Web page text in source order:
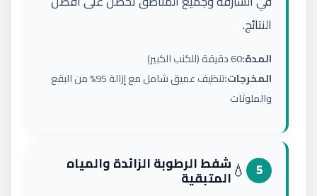
النتائج.
المدة:60 دقيقة (للكنب الكبير)
المخرجات:
تنظيف عميق شامل مع إزالة 95% من البقع
والملوثات
5
💧شفط الرطوبة الزائدة والمياه
المتبقية